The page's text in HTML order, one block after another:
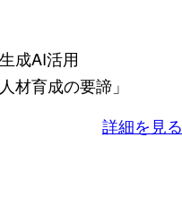
成AI活用
材育成の要諦」
詳細を見る